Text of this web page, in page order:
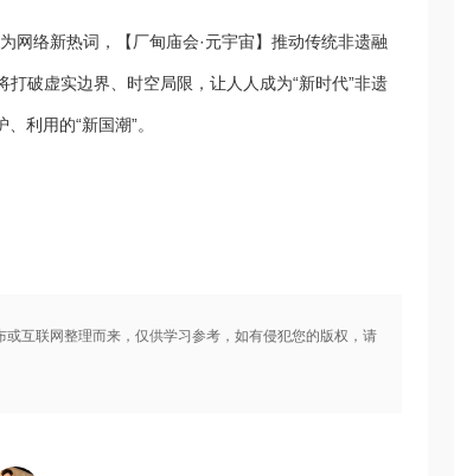
网络新热词，【厂甸庙会·元宇宙】推动传统非遗融
打破虚实边界、时空局限，让人人成为“新时代”非遗
利用的“新国潮”。
互联网整理而来，仅供学习参考，如有侵犯您的版权，请